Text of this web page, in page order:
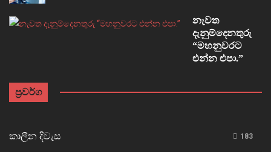
නැවත
දැනුම්දෙනතුරු
“මහනුවරට
එන්න එපා.”
ප්‍රවර්ග
කාලීන දිවැස 183